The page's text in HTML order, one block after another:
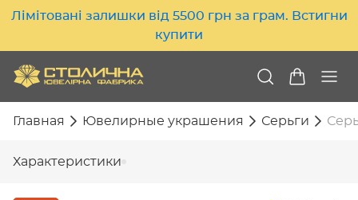
Лімітовані залишки від 5500 грн за грам. Встигни
купити
Главная Ювелирные украшения Серьги
Характеристики